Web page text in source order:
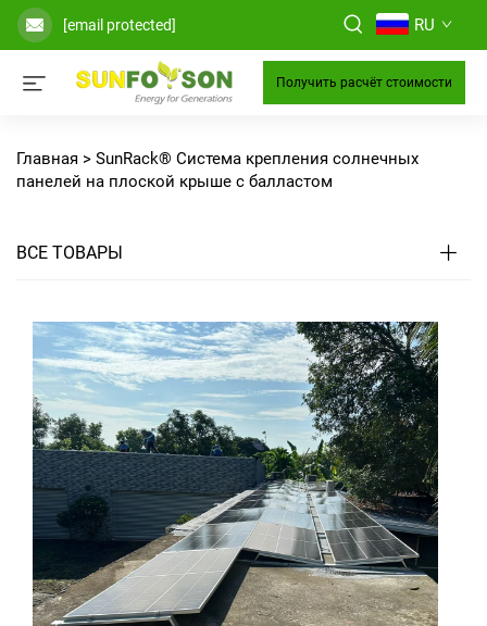
[email protected] RU
Получить расчёт стоимости
Главная > SunRack® Система крепления солнечных
панелей на плоской крыше с балластом
ВСЕ ТОВАРЫ